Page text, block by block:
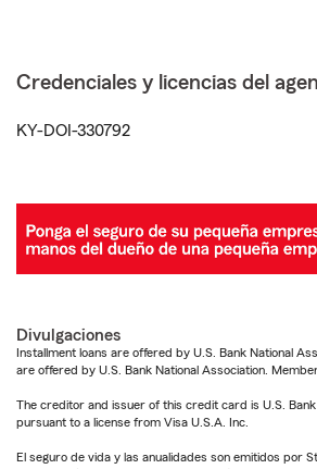
Credenciales y licencias del
KY-DOI-330792
Divulgaciones
Installment loans are offered by U.S. Bank National
are offered by U.S. Bank National Association.
The creditor and issuer of this credit card is U.S. Bank
pursuant to a license from Visa U.S.A. Inc.
El seguro de vida y las anualidades son emitidos por